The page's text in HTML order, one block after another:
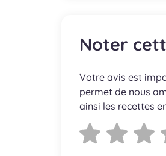
Noter
Votre avis est
permet de nous
ainsi les recettes